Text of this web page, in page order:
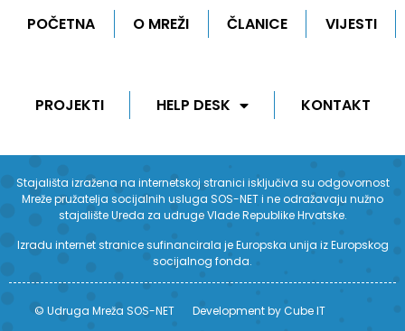
POČETNA O MREŽI ČLANICE VIJESTI
PROJEKTI HELP DESK KONTAKT
Stajališta izražena na internetskoj stranici isključiva su odgovornost
Mreže pružatelja socijalnih usluga SOS-NET i ne odražavaju nužno
stajalište Ureda za udruge Vlade Republike Hrvatske.
Izradu internet stranice sufinancirala je Europska unija iz Europskog
socijalnog fonda.
© Udruga Mreža SOS-NET Development by Cube IT